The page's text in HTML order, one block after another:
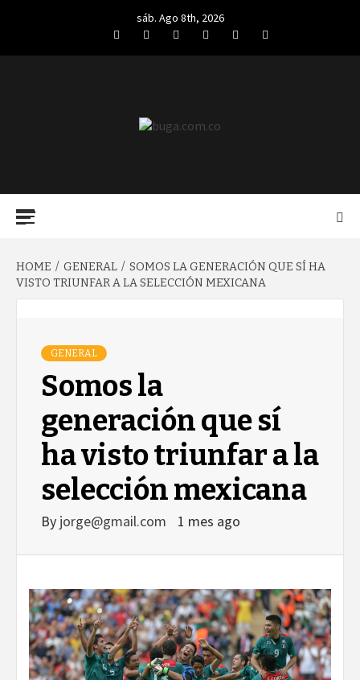
sáb. Ago 8th, 2026
FacebookTwitterLinkedIn
VK YouTubeInstagram
HOME GENERAL
SOMOS LA GENERACIÓN QUE SÍ HA
VISTO TRIUNFAR A LA SELECCIÓN MEXICANA
GENERAL
Somos la
generación que sí
ha visto triunfar a la
selección mexicana
By jorge@gmail.com 1 mes ago